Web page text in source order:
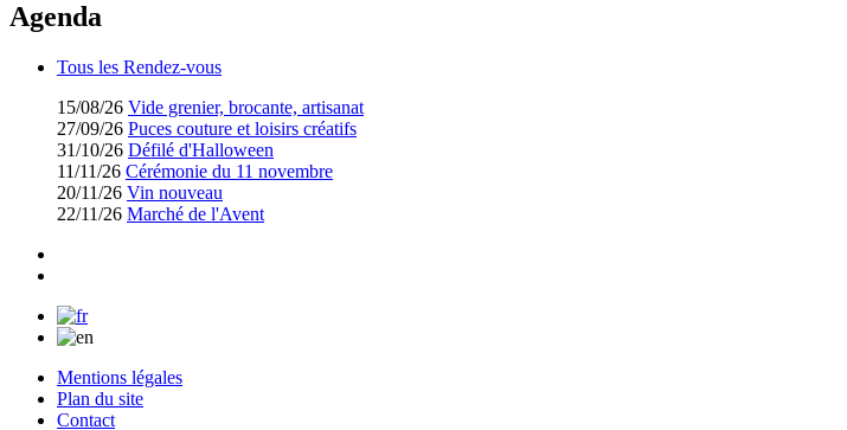
Agenda
Tous les Rendez-vous
15/08/26 Vide grenier, brocante, artisanat
27/09/26 Puces couture et loisirs créatifs
31/10/26 Défilé d'Halloween
11/11/26 Cérémonie du 11 novembre
20/11/26 Vin nouveau
22/11/26 Marché de l'Avent
Mentions légales
Plan du site
Contact